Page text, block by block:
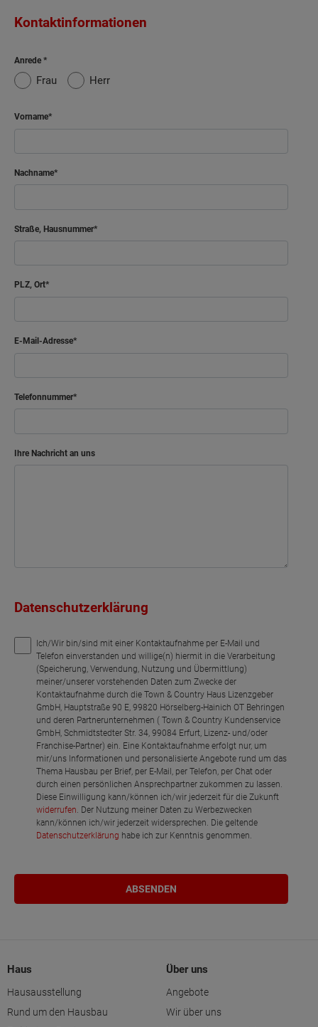
Kontaktinformationen
Anrede
Frau Herr
Vorname
Nachname
Straße, Hausnummer
PLZ, Ort
E-Mail-Adresse
Telefonnummer
Ihre Nachricht an uns
Datenschutzerklärung
Ich/Wir bin/sind mit einer Kontaktaufnahme per E-Mail und
Telefon einverstanden und willige(n) hiermit in die Verarbeitung
(Speicherung, Verwendung, Nutzung und Übermittlung)
meiner/unserer vorstehenden Daten zum Zwecke der
Kontaktaufnahme durch die Town & Country Haus Lizenzgeber
GmbH, Hauptstraße 90 E, 99820 Hörselberg-Hainich OT Behringen
und deren Partnerunternehmen ( Town & Country Kundenservice
GmbH, Schmidtstedter Str. 34, 99084 Erfurt, Lizenz- und/oder
Franchise-Partner) ein. Eine Kontaktaufnahme erfolgt nur, um
mir/uns Informationen und personalisierte Angebote rund um das
Thema Hausbau per Brief, per E-Mail, per Telefon, per Chat oder
durch einen persönlichen Ansprechpartner zukommen zu lassen.
Diese Einwilligung kann/können ich/wir jederzeit für die Zukunft
widerrufen. Der Nutzung meiner Daten zu Werbezwecken
kann/können ich/wir jederzeit widersprechen. Die geltende
Datenschutzerklärung habe ich zur Kenntnis genommen.
Haus
Hausausstellung
Rund um den Hausbau
Über uns
Angebote
Wir über uns